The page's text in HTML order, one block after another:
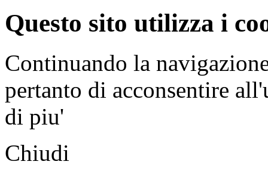
Questo sito utilizza i
Continuando la
pertanto di acconsentire
di piu'
Chiudi